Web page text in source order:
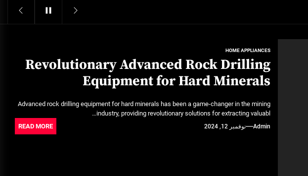
فتح اقفال الزهراء: تحقيق الأمان
نوفمبر 22, 2025
Pre-shipment Inspection
HOME APPLIANCES
Revolutionary Advanced Rock Drilling
Equipment for Hard Minerals
Advanced rock drilling equipment for hard minerals has been a game-changer in the mining
industry, providing revolutionary solutions for extracting valuabl…
Admin نوفمبر 12, 2024 READ MORE